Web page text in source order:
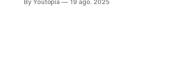
la incorporación de temas
By Youtopia 19 ago. 2025